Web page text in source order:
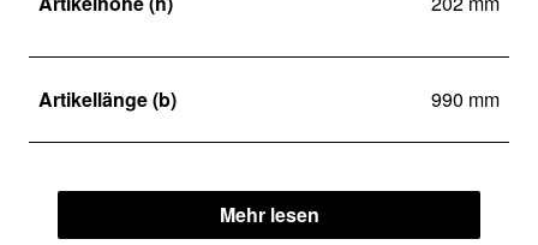
Artikellänge (b) 990 mm
Mehr lesen